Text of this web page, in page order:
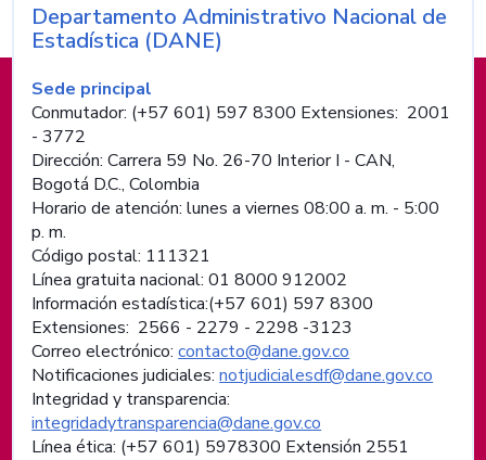
Información de pie de página
Nombre de la entidad
Departamento Administrativo Nacional de
Estadística (DANE)
Sede principal
Conmutador: (+57 601) 597 8300 Extensiones: 2001
- 3772
Dirección: Carrera 59 No. 26-70 Interior I - CAN,
Bogotá D.C., Colombia
Horario de atención: lunes a viernes 08:00 a. m. - 5:00
p. m.
Código postal: 111321
Línea gratuita nacional: 01 8000 912002
Información estadística:(+57 601) 597 8300
Extensiones: 2566 - 2279 - 2298 -3123
Correo electrónico:contacto@dane.gov.co
Notificaciones judiciales:notjudicialesdf@dane.gov.co
Integridad y transparencia:
integridadytransparencia@dane.gov.co
Línea ética: (+57 601) 5978300 Extensión 2551